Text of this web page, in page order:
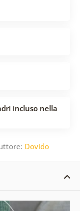
incluso nella
Dovido